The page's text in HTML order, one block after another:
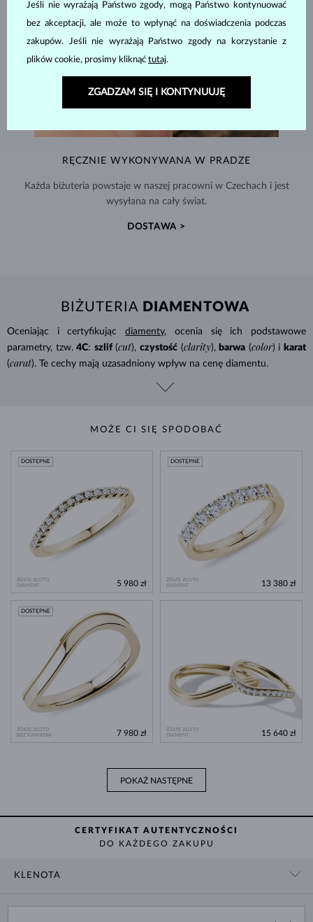
RĘCZNIE WYKONYWANA W PRADZE
Każda biżuteria powstaje w naszej pracowni w Czechach i jest
wysyłana na cały świat.
DOSTAWA >
BIŻUTERIA DIAMENTOWA
Oceniając i certyfikującdiamenty, ocenia się ich podstawowe
parametry, tzw. 4C: szlif (cut), czystość (clarity), barwa (color) i karat
(carat). Te cechy mają uzasadniony wpływ na cenę diamentu.
MOŻE CI SIĘ SPODOBAĆ
ŻÓŁTE ZŁOTO
DIAMENT
DOSTĘPNE
5 980 zł
ŻÓŁTE ZŁOTO
DIAMENT
DOSTĘPNE
13 380 zł
ŻÓŁTE ZŁOTO
BEZ KAMIENIA
DOSTĘPNE
7 980 zł
ŻÓŁTE ZŁOTO
DIAMENT
15 640 zł
POKAŻ NASTĘPNE
CERTYFIKAT AUTENTYCZNOŚCI
DO KAŻDEGO ZAKUPU
KLENOTA
Jeśli nie wyrażają Państwo zgody, mogą Państwo kontynuować
bez akceptacji, ale może to wpłynąć na doświadczenia podczas
zakupów. Jeśli nie wyrażają Państwo zgody na korzystanie z
plików cookie, prosimy kliknąć tutaj.
ZGADZAM SIĘ I KONTYNUUJĘ